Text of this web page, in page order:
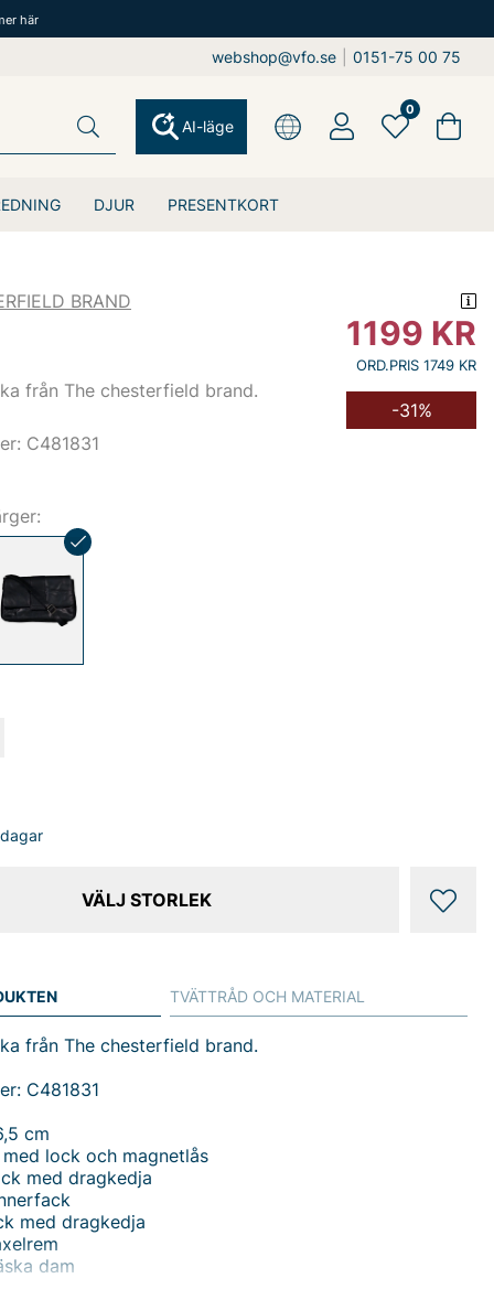
här
webshop@vfo.se 0151-75 00 75
DJUR PRESENTKORT
AI-läge
0
BRAND
från The chesterfield brand.
C481831
1199 KR
ORD.PRIS 1749 KR
-31%
VÄLJ STORLEK
från The chesterfield brand.
C481831
cm
lock och magnetlås
med dragkedja
med dragkedja
dam
TVÄTTRÅD OCH MATERIAL